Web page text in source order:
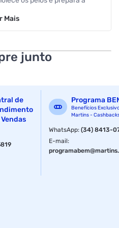
Sua textura firme e fácil
24 horas.
Barbearia e Depilação
Mais
junto
de
Vendas
Programa
Benefícios
Martins -
WhatsApp:(34) 8413-
E-mail: